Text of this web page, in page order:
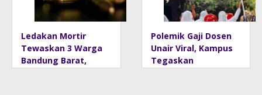
Ledakan Mortir
Tewaskan 3 Warga
Bandung Barat,
Polemik Gaji Dosen
Unair Viral, Kampus
Tegaskan